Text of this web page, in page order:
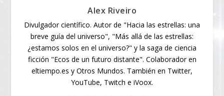
Alex Riveiro
Divulgador científico. Autor de "Hacia las estrellas: una
breve guía del universo", "Más allá de las estrellas:
¿estamos solos en el universo?" y la saga de ciencia
ficción "Ecos de un futuro distante". Colaborador en
eltiempo.es y Otros Mundos. También en Twitter,
YouTube, Twitch e iVoox.